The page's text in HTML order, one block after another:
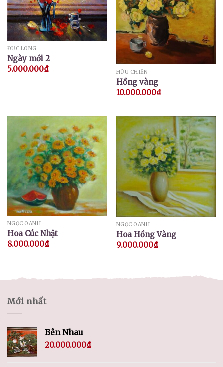
ĐỨC LONG
Ngày mới 2
5.000.000₫ HỮU CHIẾN
Hồng vàng
10.000.000₫
NGỌC OANH
Hoa Cúc Nhật
8.000.000₫
NGỌC OANH
Hoa Hồng Vàng
9.000.000₫
Mới nhất
Bên Nhau
20.000.000₫